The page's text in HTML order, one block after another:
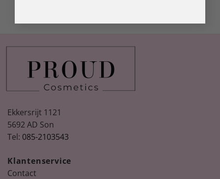
Ekkersrijt 1121
5692 AD Son
Tel: 085-2103543
Klantenservice
Contact